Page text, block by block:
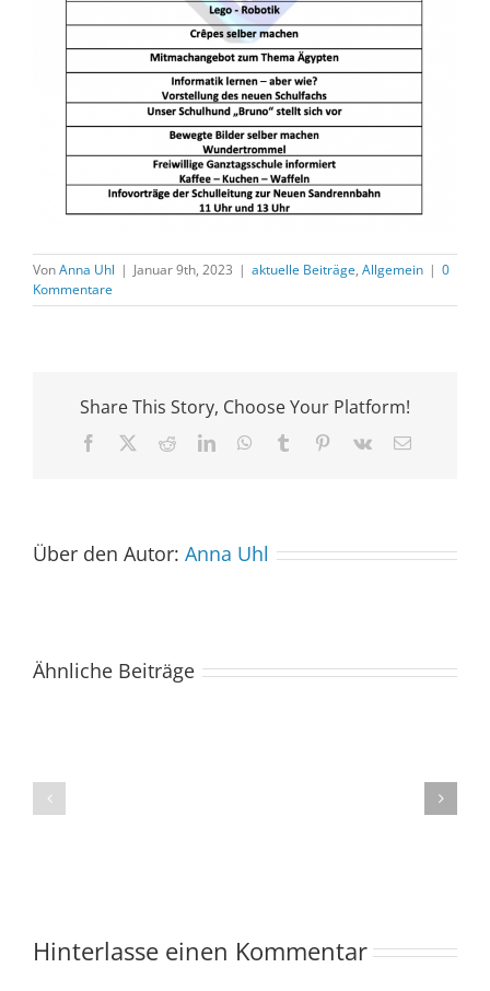
VonAnna Uhl | Januar 9th, 2023 | aktuelle Beiträge, Allgemein | 0
Kommentare
Share This Story, Choose Your Platform!
Facebook RedditLinkedInWhatsApp
Tumblr Pinterest
Vk
E-
Über den Autor: Anna Uhl
Ähnliche Beiträge
dabei
begeistert
Publikum
Hinterlasse einen Kommentar